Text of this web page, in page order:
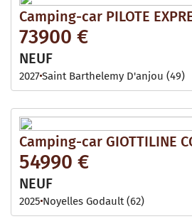
Camping-car PILOTE
73900 €
NEUF
2027Saint Barthelemy D'anjou (49)
Camping-car GIOTTILINE
54990 €
NEUF
2025 Noyelles Godault (62)